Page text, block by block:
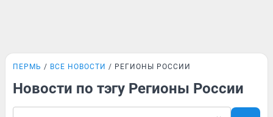
ПЕРМЬ ВСЕ НОВОСТИ РЕГИОНЫ РОССИИ
Новости по тэгу Регионы России